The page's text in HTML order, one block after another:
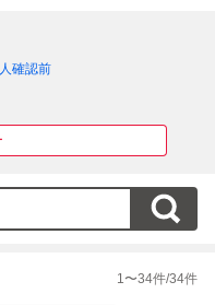
確認前
1 〜34件/34件